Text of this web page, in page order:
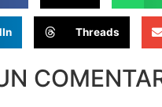
Threads